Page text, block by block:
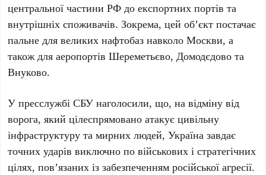
центральної частиниРФ до експортних портів та
внутрішніх споживачів. Зокрема, цей об’єкт постачає
пальне для великих нафтобаз навколоМоскви, а
також для аеропортівШереметьєво,Домодєдово та
Внуково.
У пресслужбіСБУ наголосили, що, на відміну від
ворога, який цілеспрямовано атакує цивільну
інфраструктуру та мирних людей,Україна завдає
точних ударів виключно по військових і стратегічних
цілях, пов’язаних із забезпеченням російської агресії.